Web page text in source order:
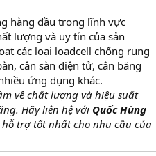
hàng đầu trong lĩnh vực
lượng và uy tín của sản
các loại loadcell chống rung
cân sàn điện tử, cân băng
ứng dụng khác.
về chất lượng và hiệu suất
Hãy liên hệ với Quốc Hùng
trợ tốt nhất cho nhu cầu của